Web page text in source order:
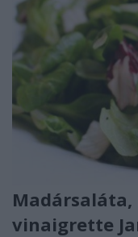
Madársaláta,
vinaigrette